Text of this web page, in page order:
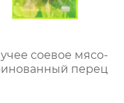
соевое мясо-
перец